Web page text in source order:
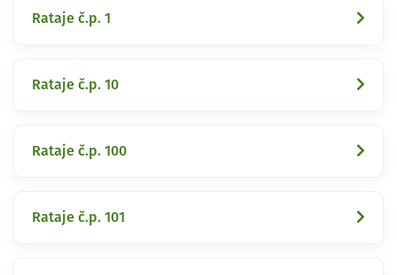
Rataje č.p. 1
Rataje č.p. 10
Rataje č.p. 100
Rataje č.p. 101